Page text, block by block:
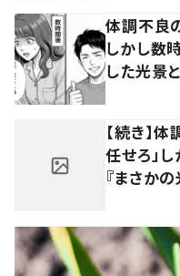
体調不良
しかし数
した光景
【続き】
任せろ」
『まさか